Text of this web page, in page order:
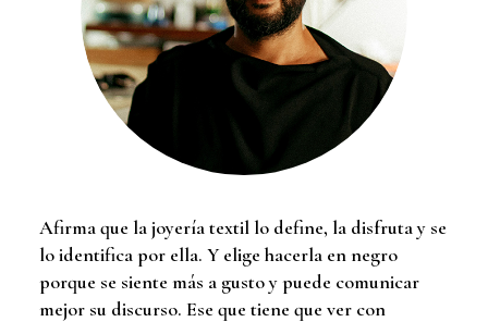
Afirma que la joyería textil lo define, la disfruta y se
lo identifica por ella. Y elige hacerla en negro
porque se siente más a gusto y puede comunicar
mejor su discurso. Ese que tiene que ver con